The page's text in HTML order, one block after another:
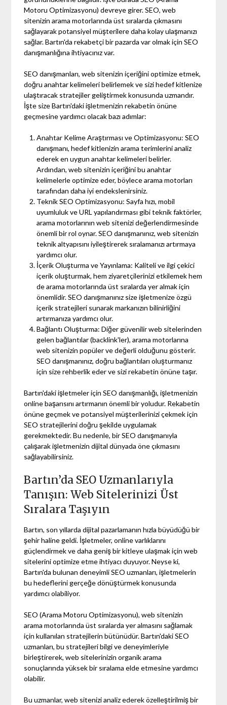
Motoru Optimizasyonu) devreye girer. SEO, web
sitenizin arama motorlarında üst sıralarda çıkmasını
sağlayarak potansiyel müşterilere daha kolay ulaşmanızı
sağlar. Bartın'da rekabetçi bir pazarda var olmak için SEO
danışmanlığına ihtiyacınız var.
SEO danışmanları, web sitenizin içeriğini optimize etmek,
doğru anahtar kelimeleri belirlemek ve sizi hedef kitlenize
ulaştıracak stratejiler geliştirmek konusunda uzmandır.
İşte size Bartın'daki işletmenizin rekabetin önüne
geçmesine yardımcı olacak bazı adımlar:
Anahtar Kelime Araştırması ve Optimizasyonu: SEO
danışmanı, hedef kitlenizin arama terimlerini analiz
ederek en uygun anahtar kelimeleri belirler.
Ardından, web sitenizin içeriğini bu anahtar
kelimelerle optimize eder, böylece arama motorları
tarafından daha iyi endekslenirsiniz.
Teknik SEO Optimizasyonu: Sayfa hızı, mobil
uyumluluk ve URL yapılandırması gibi teknik faktörler,
arama motorlarının web sitenizi değerlendirmesinde
önemli bir rol oynar. SEO danışmanınız, web sitenizin
teknik altyapısını iyileştirerek sıralamanızı artırmaya
yardımcı olur.
İçerik Oluşturma ve Yayınlama: Kaliteli ve ilgi çekici
içerik oluşturmak, hem ziyaretçilerinizi etkilemek hem
de arama motorlarında üst sıralarda yer almak için
önemlidir. SEO danışmanınız size işletmenize özgü
içerik stratejileri sunarak markanızın bilinirliğini
artırmanıza yardımcı olur.
Bağlantı Oluşturma: Diğer güvenilir web sitelerinden
gelen bağlantılar (backlink'ler), arama motorlarına
web sitenizin popüler ve değerli olduğunu gösterir.
SEO danışmanınız, doğru bağlantıları oluşturmanız
için size rehberlik eder ve sizi rekabetin önüne taşır.
Bartın'daki işletmeler için SEO danışmanlığı, işletmenizin
online başarısını artırmanın önemli bir yoludur. Rekabetin
önüne geçmek ve potansiyel müşterilerinizi çekmek için
SEO stratejilerini doğru şekilde uygulamak
gerekmektedir. Bu nedenle, bir SEO danışmanıyla
çalışarak işletmenizin dijital dünyada öne çıkmasını
sağlayabilirsiniz.
Bartın’da SEO Uzmanlarıyla
Tanışın: Web Sitelerinizi Üst
Sıralara Taşıyın
Bartın, son yıllarda dijital pazarlamanın hızla büyüdüğü bir
şehir haline geldi. İşletmeler, online varlıklarını
güçlendirmek ve daha geniş bir kitleye ulaşmak için web
sitelerini optimize etme ihtiyacı duyuyor. Neyse ki,
Bartın'da bulunan deneyimli SEO uzmanları, işletmelerin
bu hedeflerini gerçeğe dönüştürmek konusunda
yardımcı olabiliyor.
SEO (Arama Motoru Optimizasyonu), web sitenizin
arama motorlarında üst sıralarda yer almasını sağlamak
için kullanılan stratejilerin bütünüdür. Bartın'daki SEO
uzmanları, bu stratejileri bilgi ve deneyimleriyle
birleştirerek, web sitelerinizin organik arama
sonuçlarında yüksek bir sıralama elde etmesine yardımcı
olabilir.
Bu uzmanlar, web sitenizi analiz ederek özelleştirilmiş bir